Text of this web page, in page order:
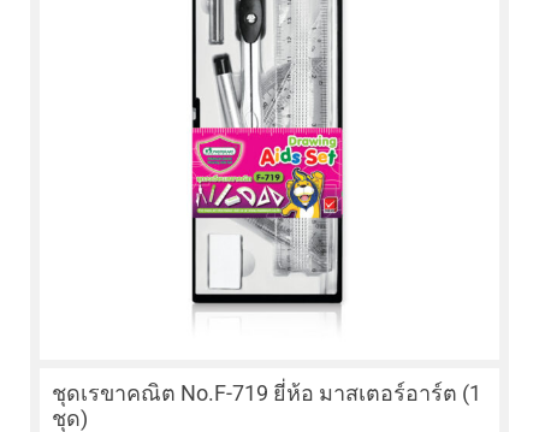
ชุดเรขาคณิต No.F-719 ยี่ห้อ มาสเตอร์อาร์ต (1
ชุด)